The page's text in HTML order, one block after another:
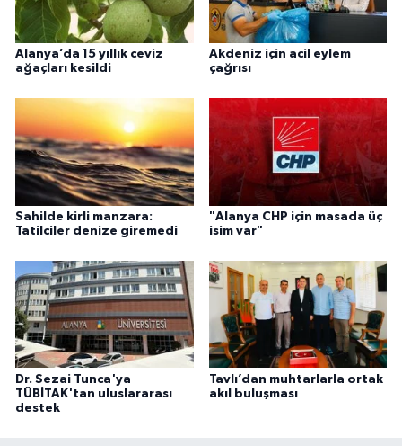
Alanya’da 15 yıllık ceviz
ağaçları kesildi
Akdeniz için acil eylem
çağrısı
Sahilde kirli manzara:
Tatilciler denize giremedi
"Alanya CHP için masada üç
isim var"
Dr. Sezai Tunca'ya
TÜBİTAK'tan uluslararası
destek
Tavlı’dan muhtarlarla ortak
akıl buluşması